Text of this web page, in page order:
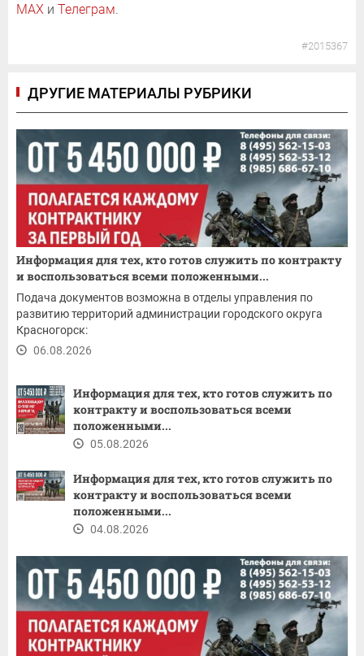
MAX и Телеграм.
#2015367
ДРУГИЕ МАТЕРИАЛЫ РУБРИКИ
Информация для тех, кто готов служить по контракту
и воспользоваться всеми положенными...
Подача документов возможна в отделы управления по
развитию территорий администрации городского округа
Красногорск:
06.08.2026
Информация для тех, кто готов служить по
контракту и воспользоваться всеми
положенными...
05.08.2026
Информация для тех, кто готов служить по
контракту и воспользоваться всеми
положенными...
04.08.2026